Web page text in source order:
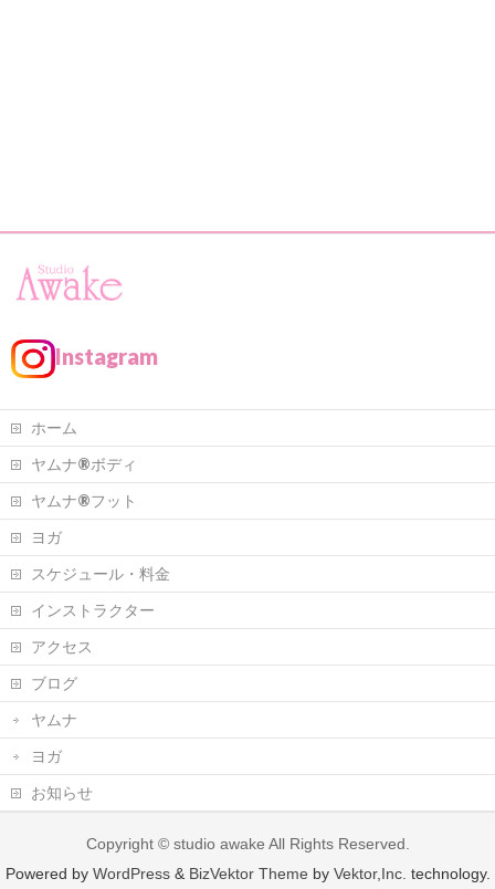
Instagram
ホーム
ヤムナ®ボディ
ヤムナ®フット
ヨガ
スケジュール・料金
インストラクター
アクセス
ブログ
ヤムナ
ヨガ
お知らせ
Copyright © studio awake All Rights Reserved.
Powered by WordPress& BizVektor Theme by Vektor,Inc. technology.